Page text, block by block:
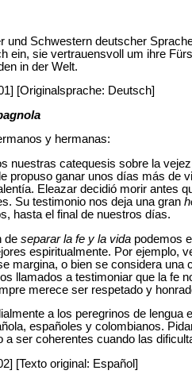
und Schwestern deutscher
ein, sie vertrauensvoll um ihre
in der Welt.
[Originalsprache: Deutsch]
y hermanas:
nuestras catequesis sobre la
propuso ganar unos días más de
Eleazar decidió morir antes
Su testimonio nos deja una gran
hasta el final de nuestros días.
de separar la fe y la vida podemos
espiritualmente. Por ejemplo,
margina, o bien se considera una
llamados a testimoniar que la fe
merece ser respetado y
a los peregrinos de
españoles y colombianos.
a ser coherentes cuando las
[Texto original: Español]